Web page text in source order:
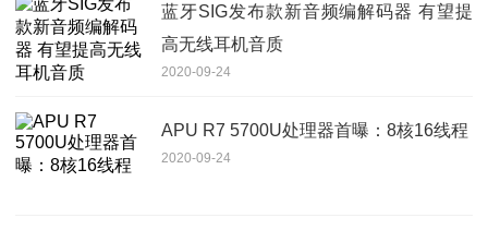
蓝牙SIG发布款新音频编解码器 有望提
高无线耳机音质
2020-09-24
APU R7 5700U处理器首曝：8核16线程
2020-09-24